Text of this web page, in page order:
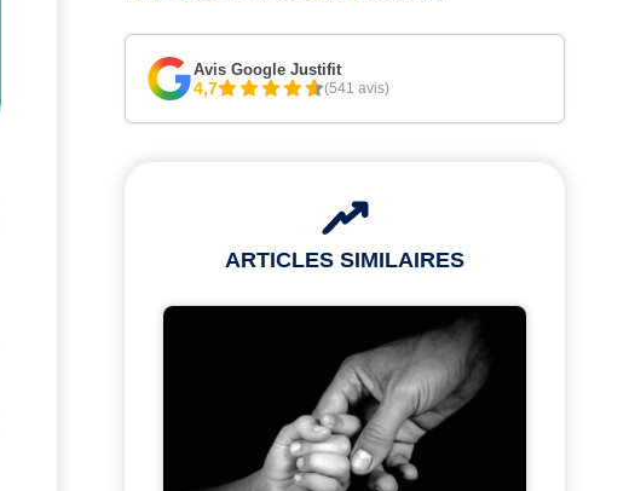
Avis Google Justifit
4,7 (541 avis)
ARTICLES SIMILAIRES